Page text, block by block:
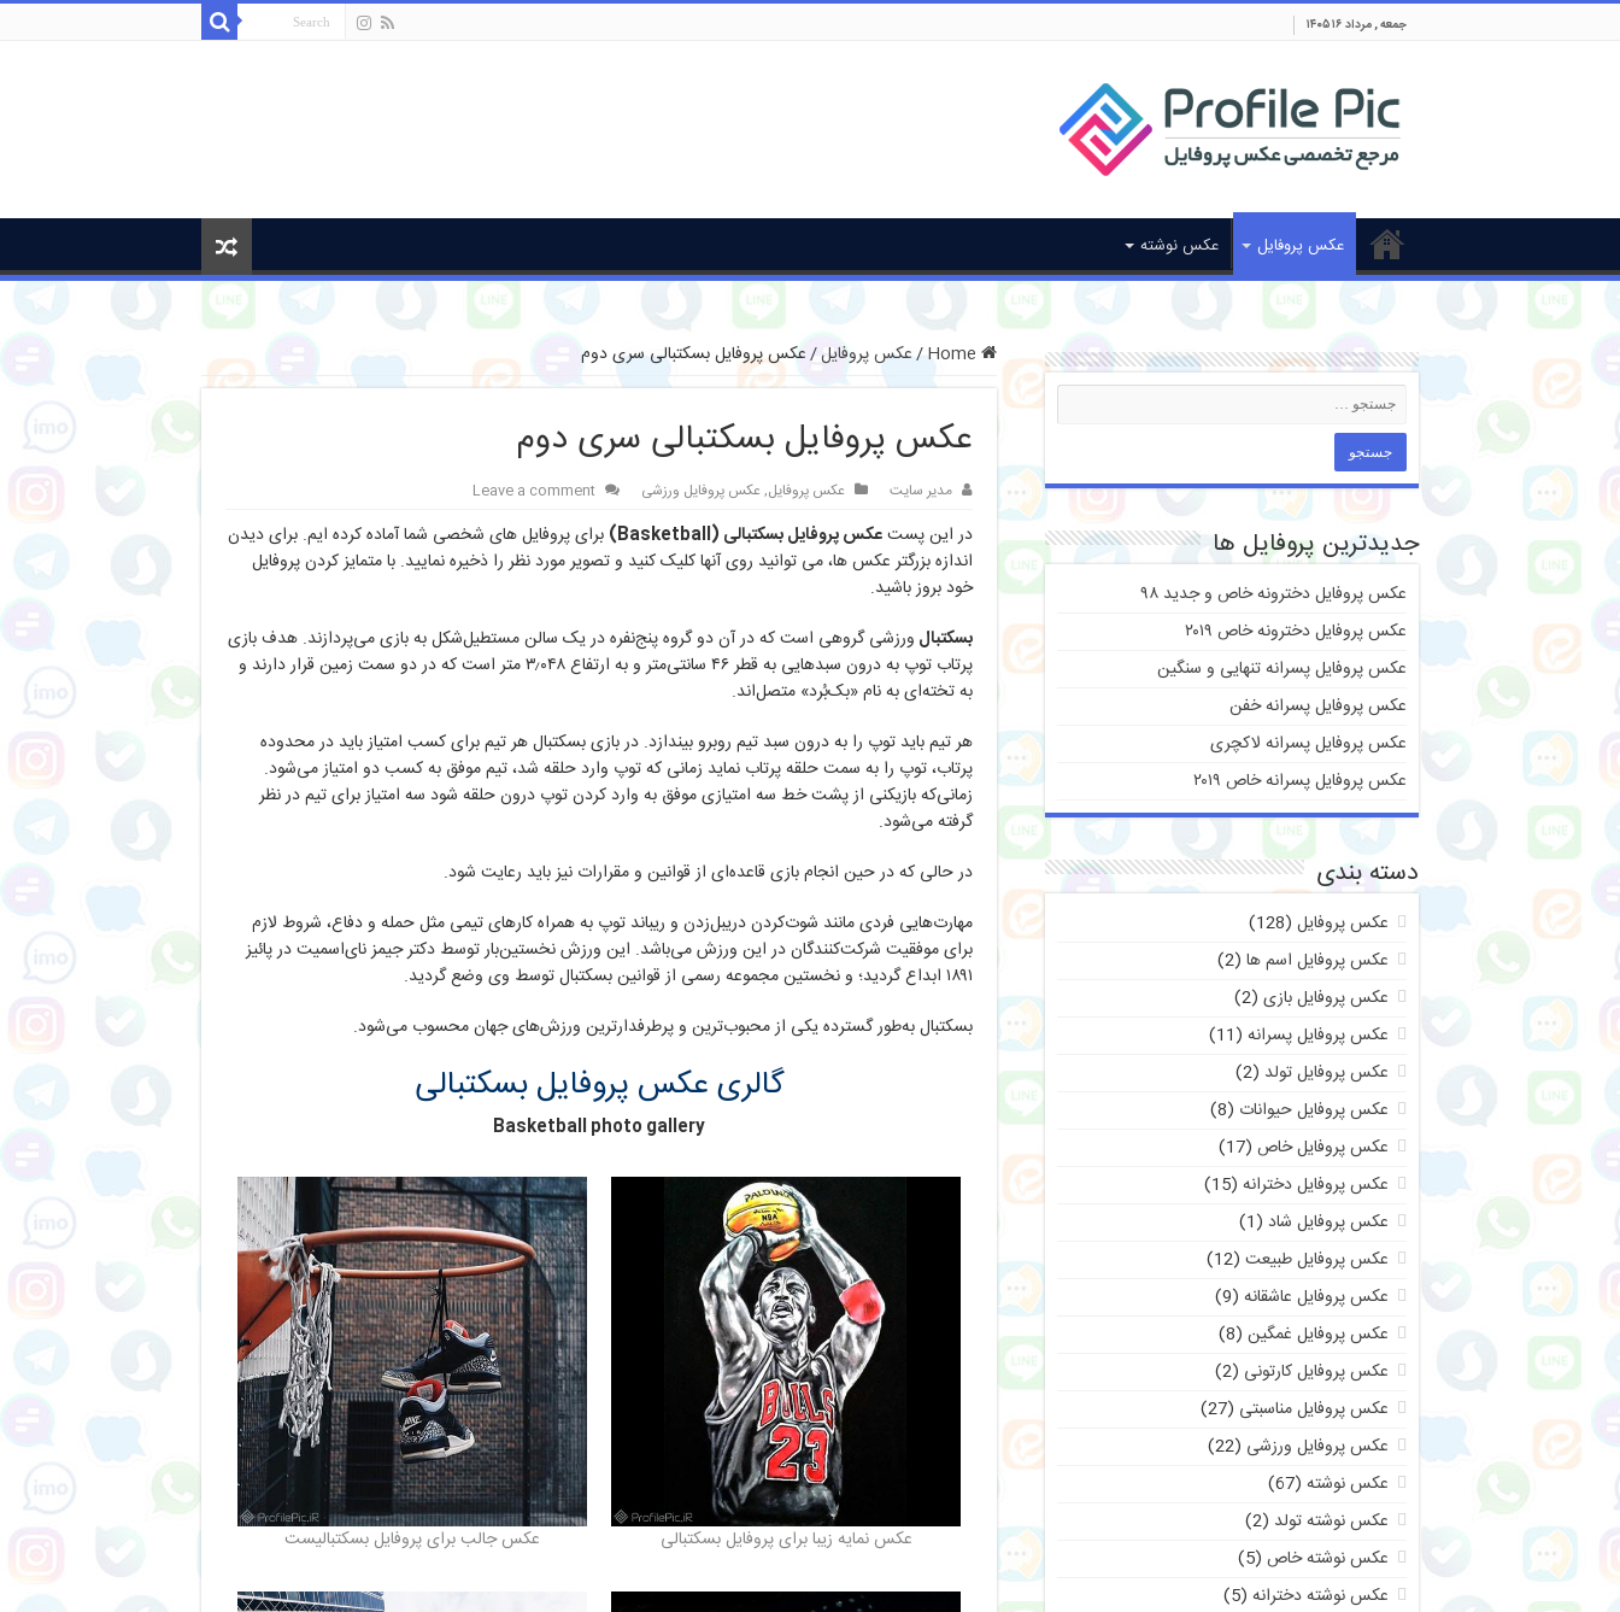
جمعه , مرداد ۱۶ ۱۴۰۵
عکس پروفایل عکس نوشته
/عکس پروفایل/عکس پروفایل بسکتبالی سری دوم
عکس پروفایل بسکتبالی سری دوم
مدیر سایت عکس پروفایل,عکس پروفایل ورزشی Leave a comment
در این پستعکس پروفایل بسکتبالی (Basketball)
برای پروفایل های شخصی شما آماده کرده ایم. برای دیدن
اندازه بزرگتر عکس ها، می توانید روی آنها کلیک کنید و تصویر مورد نظر را ذخیره نمایید. با متمایز کردن پروفایل
خود بروز باشید.
بسکتبال ورزشی گروهی است که در آن دو گروه پنج‌نفره در یک سالن مستطیل‌شکل به بازی می‌پردازند. هدف بازی
پرتاب توپ به درون سبدهایی به قطر ۴۶ سانتی‌متر و به ارتفاع ۳٫۰۴۸ متر است که در دو سمت زمین قرار دارند و
به تخته‌ای به نام «بک‌بُرد» متصل‌اند.
هر تیم باید توپ را به درون سبد تیم روبرو بیندازد. در بازی بسکتبال هر تیم برای کسب امتیاز باید در محدوده
پرتاب، توپ را به سمت حلقه پرتاب نماید زمانی که توپ وارد حلقه شد، تیم موفق به کسب دو امتیاز می‌شود.
زمانی‌که بازیکنی از پشت خط سه امتیازی موفق به وارد کردن توپ درون حلقه شود سه امتیاز برای تیم در نظر
گرفته می‌شود.
در حالی که در حین انجام بازی قاعده‌ای از قوانین و مقرارات نیز باید رعایت شود.
مهارت‌هایی فردی مانند شوت‌کردن دریبل‌زدن و ریباند توپ به همراه کارهای تیمی مثل حمله و دفاع، شروط لازم
برای موفقیت شرکت‌کنندگان در این ورزش می‌باشد. این ورزش نخستین‌بار توسط دکتر جیمز نای‌اسمیت در پائیز
۱۸۹۱ ابداع گردید؛ و نخستین مجموعه رسمی از قوانین بسکتبال توسط وی وضع گردید.
بسکتبال به‌طور گسترده یکی از محبوب‌ترین و پرطرفدارترین ورزش‌های جهان محسوب می‌شود.
گالری عکس پروفایل بسکتبالی
Basketball photo gallery
عکس نمایه زیبا برای پروفایل بسکتبالی عکس جالب برای پروفایل بسکتبالیست
جدیدترین پروفایل ها
عکس پروفایل دخترونه خاص و جدید ۹۸
عکس پروفایل دخترونه خاص ۲۰۱۹
عکس پروفایل پسرانه تنهایی و سنگین
عکس پروفایل پسرانه خفن
عکس پروفایل پسرانه لاکچری
عکس پروفایل پسرانه خاص ۲۰۱۹
دسته بندی
عکس پروفایل (128)
عکس پروفایل اسم ها (2)
عکس پروفایل بازی (2)
عکس پروفایل پسرانه (11)
عکس پروفایل تولد (2)
عکس پروفایل حیوانات (8)
عکس پروفایل خاص (17)
عکس پروفایل دخترانه (15)
عکس پروفایل شاد (1)
عکس پروفایل طبیعت (12)
عکس پروفایل عاشقانه (9)
عکس پروفایل غمگین (8)
عکس پروفایل کارتونی (2)
عکس پروفایل مناسبتی (27)
عکس پروفایل ورزشی (22)
عکس نوشته (67)
عکس نوشته تولد (2)
عکس نوشته خاص (5)
عکس نوشته دخترانه (5)